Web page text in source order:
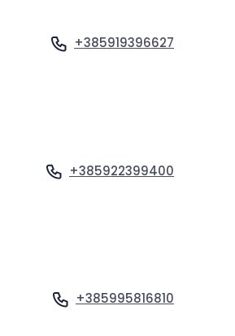
+385919396627
+385922399400
+385995816810